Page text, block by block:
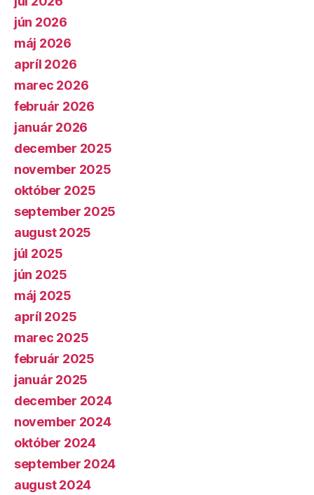
jún 2026
máj 2026
apríl 2026
marec 2026
február 2026
január 2026
december 2025
november 2025
október 2025
september 2025
august 2025
júl 2025
jún 2025
máj 2025
apríl 2025
marec 2025
február 2025
január 2025
december 2024
november 2024
október 2024
september 2024
august 2024